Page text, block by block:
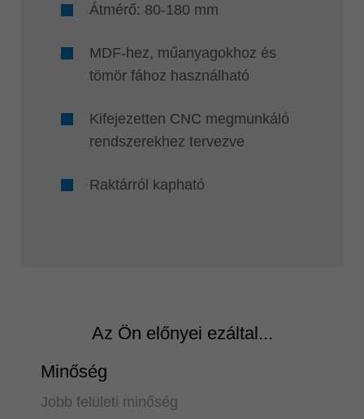
Átmérő: 80-180 mm
MDF-hez, műanyagokhoz és
tömör fához használható
Kifejezetten CNC megmunkáló
rendszerekhez tervezve
Raktárról kapható
Az Ön előnyei ezáltal...
Minőség
Jobb felületi minőség